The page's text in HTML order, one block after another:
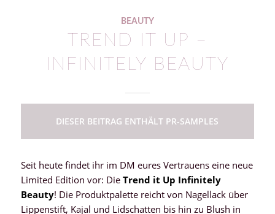
BEAUTY
TREND IT UP –
INFINITELY BEAUTY
DIESER BEITRAG ENTHÄLT PR-SAMPLES
Seit heute findet ihr im DM eures Vertrauens eine neue
Limited Edition vor: Die Trend it Up Infinitely
Beauty! Die Produktpalette reicht von Nagellack über
Lippenstift, Kajal und Lidschatten bis hin zu Blush in